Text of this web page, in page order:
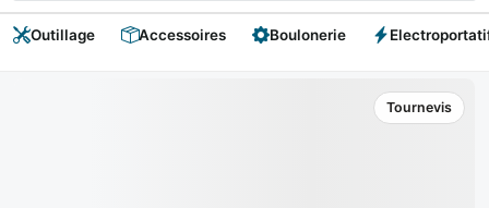
Outillage Accessoires Boulonerie
Tournevis